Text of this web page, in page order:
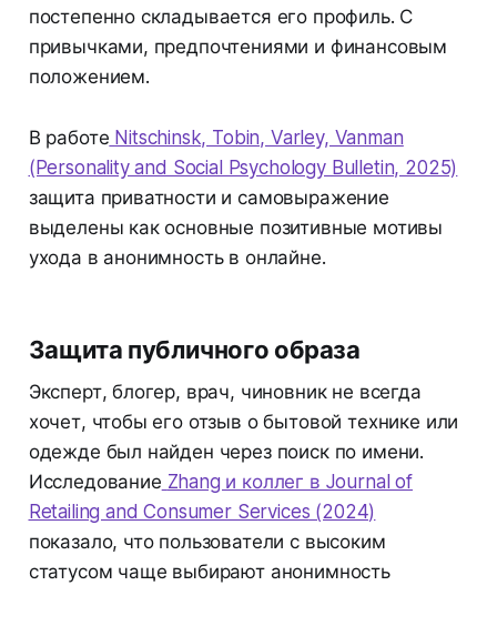
постепенно складывается его профиль. С
привычками, предпочтениями и финансовым
положением.
В работе Nitschinsk, Tobin, Varley, Vanman
(Personality and Social Psychology Bulletin, 2025)
защита приватности и самовыражение
выделены как основные позитивные мотивы
ухода в анонимность в онлайне.
Защита публичного образа
Эксперт, блогер, врач, чиновник не всегда
хочет, чтобы его отзыв о бытовой технике или
одежде был найден через поиск по имени.
Исследование Zhang и коллег в Journal of
Retailing and Consumer Services (2024)
показало, что пользователи с высоким
статусом чаще выбирают анонимность